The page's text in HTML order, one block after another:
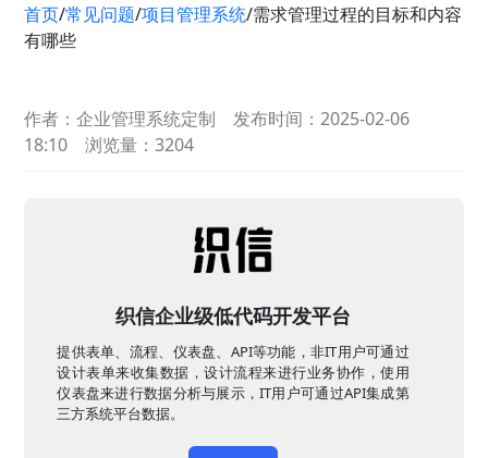
首页/常见问题/项目管理系统/需求管理过程的目标和内容
有哪些
作者：企业管理系统定制
发布时间：2025-02-06
18:10
浏览量：3204
织信企业级低代码开发平台
提供表单、流程、仪表盘、API等功能，非IT用户可通过
设计表单来收集数据，设计流程来进行业务协作，使用
仪表盘来进行数据分析与展示，IT用户可通过API集成第
三方系统平台数据。